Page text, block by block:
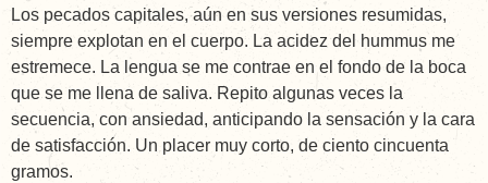
Los pecados capitales, aún en sus versiones resumidas,
siempre explotan en el cuerpo. La acidez del hummus me
estremece. La lengua se me contrae en el fondo de la boca
que se me llena de saliva. Repito algunas veces la
secuencia, con ansiedad, anticipando la sensación y la cara
de satisfacción. Un placer muy corto, de ciento cincuenta
gramos.